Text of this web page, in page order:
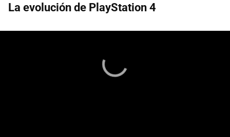
La evolución de PlayStation 4